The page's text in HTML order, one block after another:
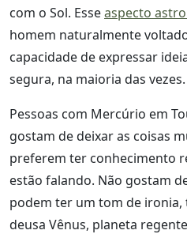
com o Sol. Esseaspecto
homem naturalmente
capacidade de expressar
segura, na maioria das vezes.
Pessoas com Mercúrio em
gostam de deixar as coisas
preferem ter conhecimento
estão falando. Não gostam
podem ter um tom de ironia,
deusa Vênus, planeta